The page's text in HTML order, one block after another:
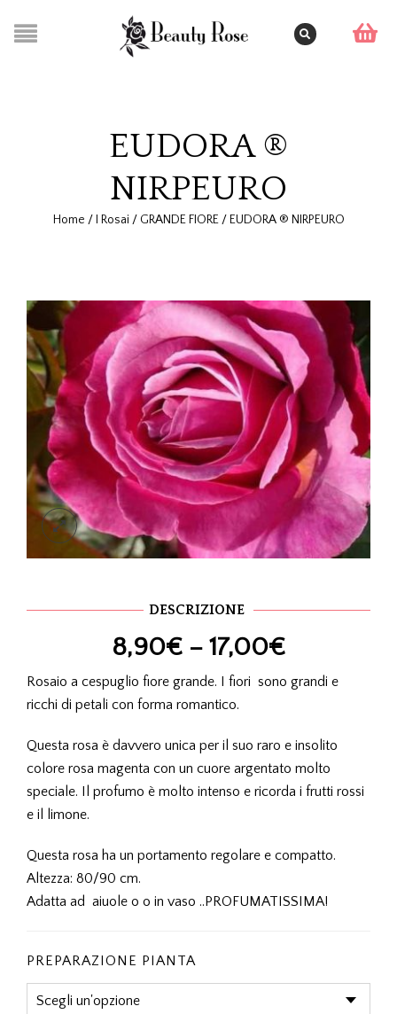
EUDORA ®
NIRPEURO
Home / I Rosai / GRANDE FIORE / EUDORA ® NIRPEURO
DESCRIZIONE
8,90€ – 17,00€
Rosaio a cespuglio fiore grande. I fiori sono grandi e
ricchi di petali con forma romantico.
Questa rosa è davvero unica per il suo raro e insolito
colore rosa magenta con un cuore argentato molto
speciale. Il profumo è molto intenso e ricorda i frutti rossi
e il limone.
Questa rosa ha un portamento regolare e compatto.
Altezza: 80/90 cm.
Adatta ad aiuole o o in vaso ..PROFUMATISSIMA!
PREPARAZIONE PIANTA